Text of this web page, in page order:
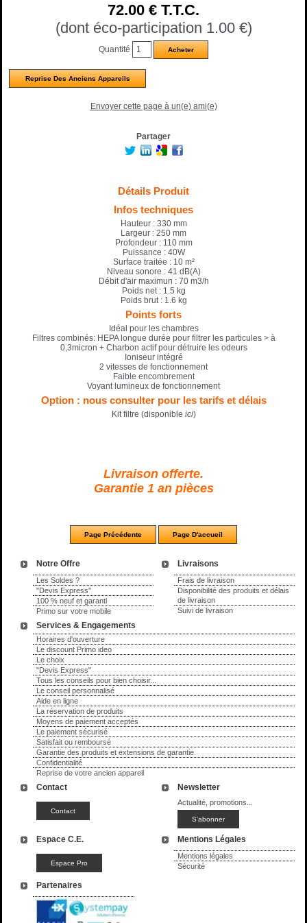
Notre Offre
Les Soldes ?
"Devis Express"
100 % neuf et garanti
Primo sur votre mobile
Livraisons
Frais de livraison
Disponibilité des produits et délais
de livraison
Suivi de livraison
Services & Engagements
Horaires d'ouverture
Le discount Primo ideo
Le choix
"Devis Express"
Tous les conseils pour bien choisir...
Le conseil personnalisé
Aide en ligne
La réservation de produits
Moyens de paiement acceptés
Le paiement sécurisé
Satisfait ou remboursé
Garantie des produits et extensions de garantie
Confidentialité
Reprise de votre ancien appareil
Contact Newsletter
Actualité, promotions...
Espace C.E. Mentions Légales
Mentions légales
Sécurité
Partenaires
72.00 € T.T.C.
(dont éco-participation 1.00 €)
Quantité
Reprise Des Anciens Appareils
Envoyer cette page à un(e) ami(e)
Partager
Détails Produit
Infos techniques
Hauteur : 330 mm
Largeur : 250 mm
Profondeur : 110 mm
Puissance : 40W
Surface traitée : 10 m²
Niveau sonore : 41 dB(A)
Débit d'air maximun : 70 m3/h
Poids net : 1.5 kg
Poids brut : 1.6 kg
Points forts
Idéal pour les chambres
Filtres combinés: HEPA longue durée pour filtrer les particules > à
0,3micron + Charbon actif pour détruire les odeurs
Ioniseur intégré
2 vitesses de fonctionnement
Faible encombrement
Voyant lumineux de fonctionnement
Option : nous consulter pour les tarifs et délais
Kit filtre (disponible ici)
Livraison offerte.
Garantie 1 an pièces